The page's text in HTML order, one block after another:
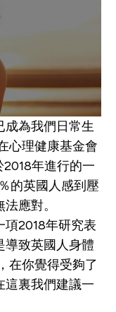
成為我們日常生
心理健康基金會
年進行的一
的英國人感到壓
應對。
項2018年研究表
導致英國人身體
在你覺得受夠了
這裏我們建議一